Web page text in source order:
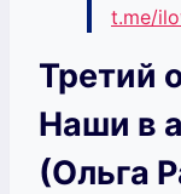
t.me/
Третий
Наши в
(Ольга